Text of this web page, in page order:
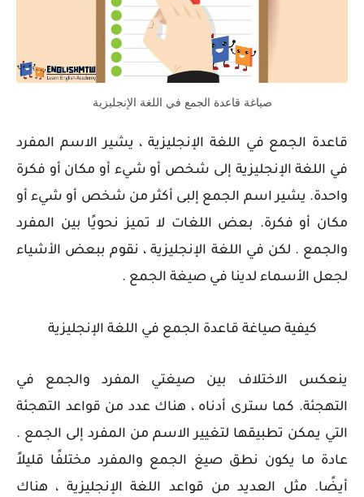
صياغة قاعدة الجمع في اللغة الإنجليزية
قاعدة الجمع في اللغة الإنجليزية ، يشير الاسم المفرد
في اللغة الإنجليزية إلى شخص أو شيء أو مكان أو فكرة
واحدة. يشير اسم الجمع إلبى أكثر من شخص أو شيء أو
مكان أو فكرة.
بعض اللغات لا تميز نحويًا بين المفرد
والجمع . لكن في اللغة الإنجليزية ، نقوم ببعض الأشياء
لجعل الأسماء لدينا في صيغة الجمع .
كيفية صياغة قاعدة الجمع في اللغة الإنجليزية
ينعكس الاختلاف بين صيغتي المفرد والجمع في
التهجئة. كما سترى أدناه ، هناك عدد من قواعد التهجئة
التي يمكن تطبيقها لتغيير الاسم من المفرد إلى الجمع .
عادة ما يكون نطق صيغ الجمع والمفرد مختلفًا قليلاً
أيضًا. مثل العديد من قواعد اللغة الإنجليزية ، هناك